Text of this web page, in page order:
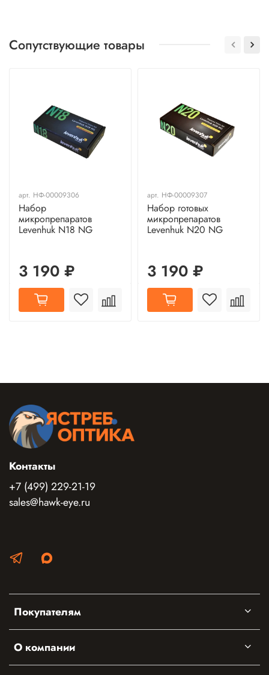
Сопутствующие товары
арт. НФ-00009306
Набор
микропрепаратов
Levenhuk N18 NG
3 190 ₽
арт. НФ-00009307
Набор готовых
микропрепаратов
Levenhuk N20 NG
3 190 ₽
Покупателям
О компании
Контакты
+7 (499) 229-21-19
sales@hawk-eye.ru